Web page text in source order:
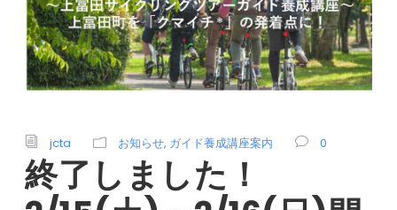
jcta お知らせ, ガイド養成講座案内 0
終了しました！